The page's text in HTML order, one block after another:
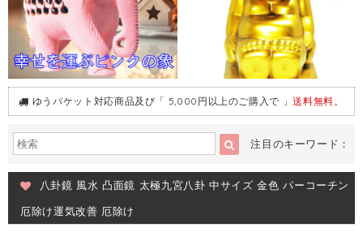
ゆうパケット対応商品及び「 5,000円以上のご購入で 」送料無料。
注目のキーワード：
八卦鏡 風水 凸面鏡 太極九宮八卦 中サイズ 金色 パーコーチン
厄除け運気改善 厄除け